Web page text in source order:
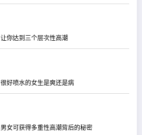
让你达到三个层次性高潮
很好喷水的女生是爽还是病
男女可获得多重性高潮背后的秘密